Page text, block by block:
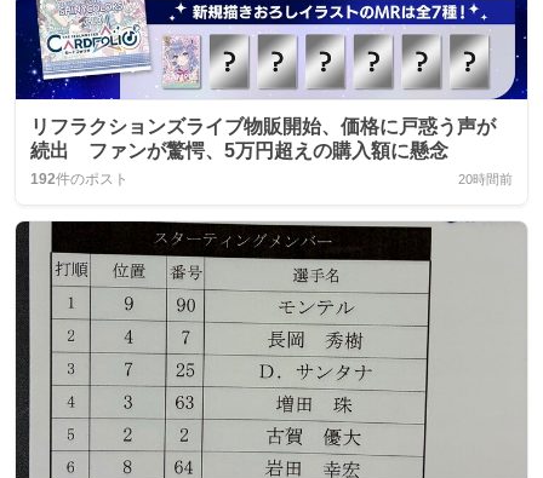
リフラクションズライブ物販開始、価格に戸惑う声が
続出 ファンが驚愕、5万円超えの購入額に懸念
192件のポスト 20時間前